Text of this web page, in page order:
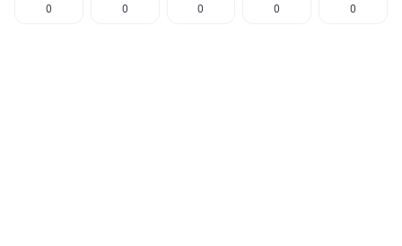
0 0 0 0 0